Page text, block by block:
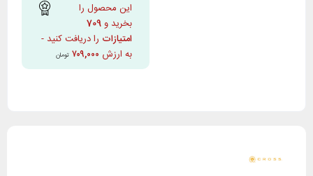
این محصول را
بخرید و709
امتیازات را دریافت کنید -
به ارزش ۷۰۹,۰۰۰ تومان